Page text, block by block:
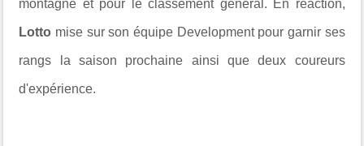
montagne et pour le classement général. En réaction,
Lotto mise sur son équipe Development pour garnir ses
rangs la saison prochaine ainsi que deux coureurs
d'expérience.